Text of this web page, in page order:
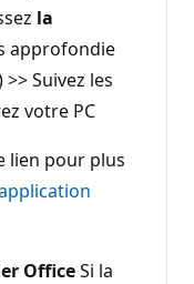
la
approfondie
Suivez les
votre PC
lien pour plus
OfficeSi la